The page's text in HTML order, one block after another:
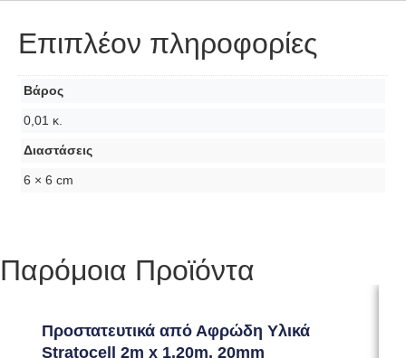
Επιπλέον πληροφορίες
Βάρος
0,01 κ.
Διαστάσεις
6 × 6 cm
Παρόμοια Προϊόντα
Προστατευτικά από Αφρώδη Υλικά
Stratocell 2m x 1.20m, 20mm